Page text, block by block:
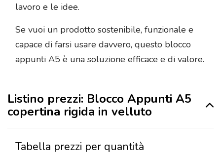
lavoro e le idee.
Se vuoi un prodotto sostenibile, funzionale e
capace di farsi usare davvero, questo blocco
appunti A5 è una soluzione efficace e di valore.
Listino prezzi: Blocco Appunti A5
copertina rigida in velluto
Tabella prezzi per quantità